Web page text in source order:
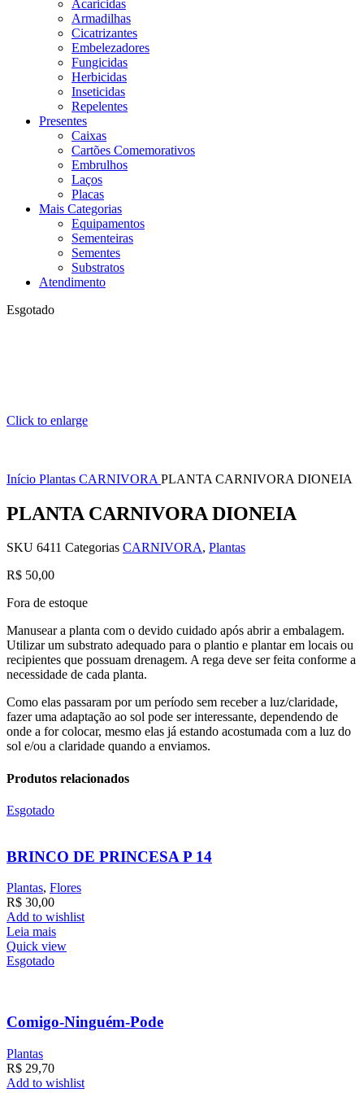
Acaricidas
Armadilhas
Cicatrizantes
Embelezadores
Fungicidas
Herbicidas
Inseticidas
Repelentes
Presentes
Caixas
Cartões Comemorativos
Embrulhos
Laços
Placas
Mais Categorias
Equipamentos
Sementeiras
Sementes
Substratos
Atendimento
Esgotado
Click to enlarge
Início Plantas CARNIVORA PLANTA CARNIVORA DIONEIA
PLANTA CARNIVORA DIONEIA
SKU 6411 Categorias CARNIVORA, Plantas
R$ 50,00
Fora de estoque
Manusear a planta com o devido cuidado após abrir a embalagem.
Utilizar um substrato adequado para o plantio e plantar em locais ou
recipientes que possuam drenagem. A rega deve ser feita conforme a
necessidade de cada planta.
Como elas passaram por um período sem receber a luz/claridade,
fazer uma adaptação ao sol pode ser interessante, dependendo de
onde a for colocar, mesmo elas já estando acostumada com a luz do
sol e/ou a claridade quando a enviamos.
Produtos relacionados
Esgotado
BRINCO DE PRINCESA P 14
Plantas, Flores
R$ 30,00
Add to wishlist
Leia mais
Quick view
Esgotado
Comigo-Ninguém-Pode
Plantas
R$ 29,70
Add to wishlist